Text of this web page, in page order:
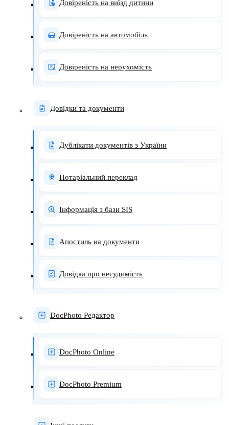
Довіреність на виїзд дитини
Довіреність на автомобіль
Довіреність на нерухомість
Довідки та документи
Дублікати документів з України
Нотаріальний переклад
Інформація з бази SIS
Апостиль на документи
Довідка про несудимість
DocPhoto Редактор
DocPhoto Online
DocPhoto Premium